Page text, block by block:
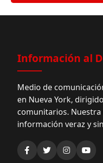
Información al
Medio de
en Nueva York,
comunitarios.
información veraz y